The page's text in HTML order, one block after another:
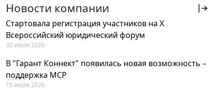
Новости компании
Стартовала регистрация участников на X
Всероссийский юридический форум
30 июля 2026
В "Гарант Коннект" появилась новая возможность –
поддержка MCP
15 июля 2026